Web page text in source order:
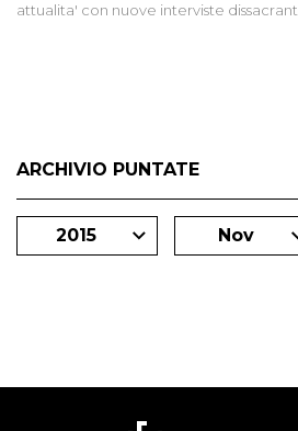
attualita' con nuove interviste
ARCHIVIO PUNTATE
2015 Nov